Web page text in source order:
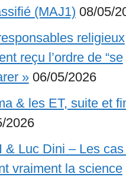
(MAJ1) 08/05/
religieux
reçu l’ordre de “se
» 06/05/2026
& les ET, suite et
2026
& Luc Dini – Les cas
vraiment la science